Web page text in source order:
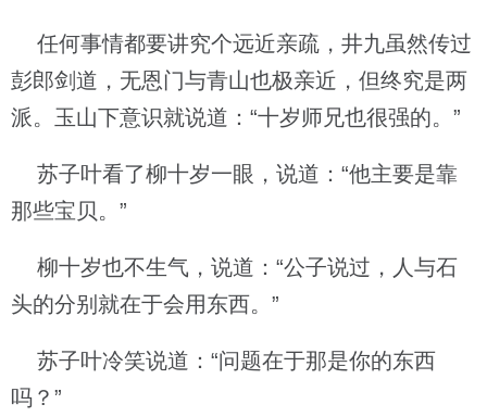
任何事情都要讲究个远近亲疏，井九虽然传过
彭郎剑道，无恩门与青山也极亲近，但终究是两
派。玉山下意识就说道：“十岁师兄也很强的。”
苏子叶看了柳十岁一眼，说道：“他主要是靠
那些宝贝。”
柳十岁也不生气，说道：“公子说过，人与石
头的分别就在于会用东西。”
苏子叶冷笑说道：“问题在于那是你的东西
吗？”